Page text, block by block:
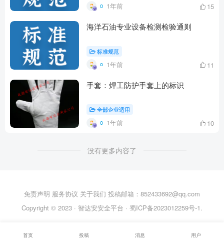
1年前 15
海洋石油专业设备检测检验通则
标准规范
1年前 11
手套：焊工防护手套上的标识
全部企业适用
1年前 10
没有更多内容了
免责声明 服务协议 关于我们 投稿邮箱：852433692@qq.com
Copyright © 2023 · 智达安安全平台 · 蜀ICP备2023012259号-1.
首页 投稿 消息 用户